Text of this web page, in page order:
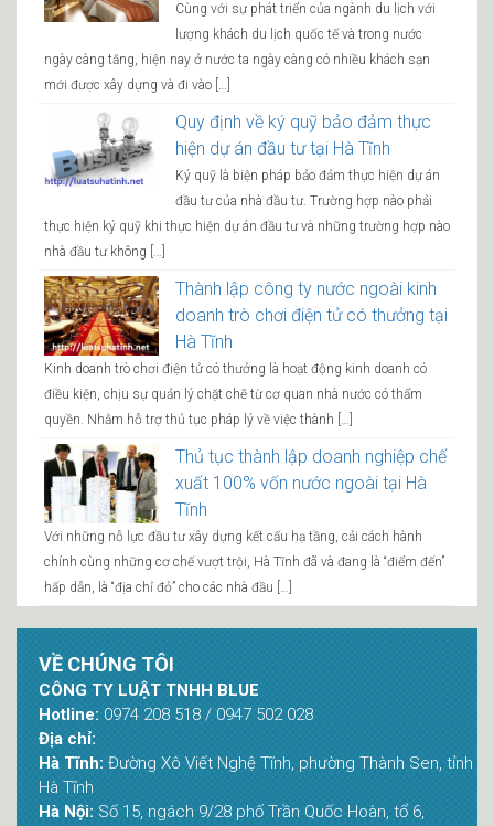
Cùng với sự phát triển của ngành du lịch với
lượng khách du lịch quốc tế và trong nước
ngày càng tăng, hiện nay ở nước ta ngày càng có nhiều khách sạn
mới được xây dựng và đi vào […]
Quy định về ký quỹ bảo đảm thực
hiện dự án đầu tư tại Hà Tĩnh
Ký quỹ là biện pháp bảo đảm thực hiện dự án
đầu tư của nhà đầu tư. Trường hợp nào phải
thực hiện ký quỹ khi thực hiện dự án đầu tư và những trường hợp nào
nhà đầu tư không […]
Thành lập công ty nước ngoài kinh
doanh trò chơi điện tử có thưởng tại
Hà Tĩnh
Kinh doanh trò chơi điện tử có thưởng là hoạt động kinh doanh có
điều kiện, chịu sự quản lý chặt chẽ từ cơ quan nhà nước có thẩm
quyền. Nhằm hỗ trợ thủ tục pháp lý về việc thành […]
Thủ tục thành lập doanh nghiệp chế
xuất 100% vốn nước ngoài tại Hà
Tĩnh
Với những nỗ lực đầu tư xây dựng kết cấu hạ tầng, cải cách hành
chính cùng những cơ chế vượt trội, Hà Tĩnh đã và đang là “điểm đến”
hấp dẫn, là “địa chỉ đỏ” cho các nhà đầu […]
VỀ CHÚNG TÔI
CÔNG TY LUẬT TNHH BLUE
Hotline: 0974 208 518 / 0947 502 028
Địa chỉ:
Hà Tĩnh: Đường Xô Viết Nghệ Tĩnh, phường Thành Sen, tỉnh
Hà Tĩnh
Hà Nội: Số 15, ngách 9/28 phố Trần Quốc Hoàn, tổ 6,